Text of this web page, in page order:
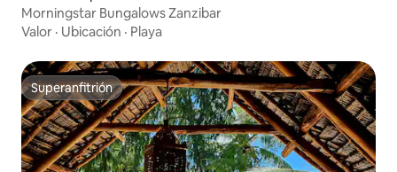
Morningstar Bungalows Zanzibar
Valor · Ubicación · Playa
Superanfitrión
Superanfitrión